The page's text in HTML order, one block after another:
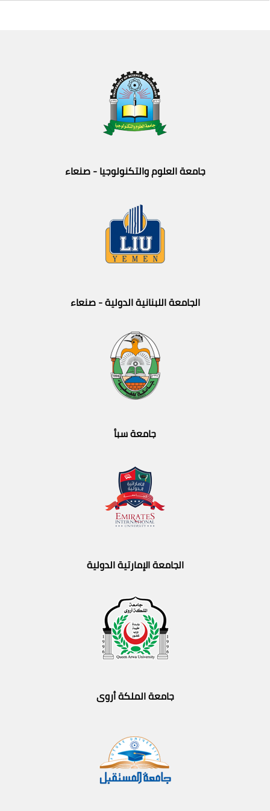
جامعة العلوم والتكنولوجيا - صنعاء
الجامعة اللبنانية الدولية - صنعاء
جامعة سبأ
الجامعة الإمارتية الدولية
جامعة الملكة أروى